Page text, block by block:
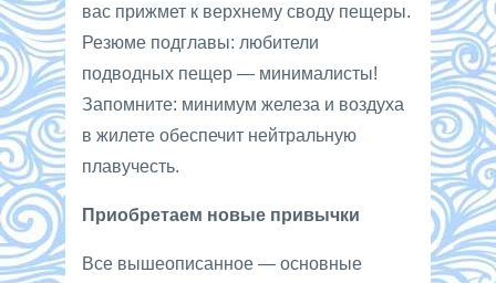
вас прижмет к верхнему своду пещеры.
Резюме подглавы: любители
подводных пещер — минималисты!
Запомните: минимум железа и воздуха
в жилете обеспечит нейтральную
плавучесть.
Приобретаем новые привычки
Все вышеописанное — основные